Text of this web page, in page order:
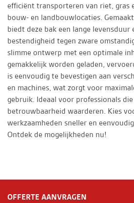
efficiënt transporteren van riet, gras
bouw- en landbouwlocaties.
biedt deze bak een lange levensduur
bestendigheid tegen zware
slimme ontwerp met een optimale
gemakkelijk worden geladen,
is eenvoudig te bevestigen aan
en machines, wat zorgt voor
gebruik. Ideaal voor professionals
betrouwbaarheid waarderen. Kies
werkzaamheden sneller en
Ontdek de mogelijkheden nu!
OFFERTE AANVRAGEN